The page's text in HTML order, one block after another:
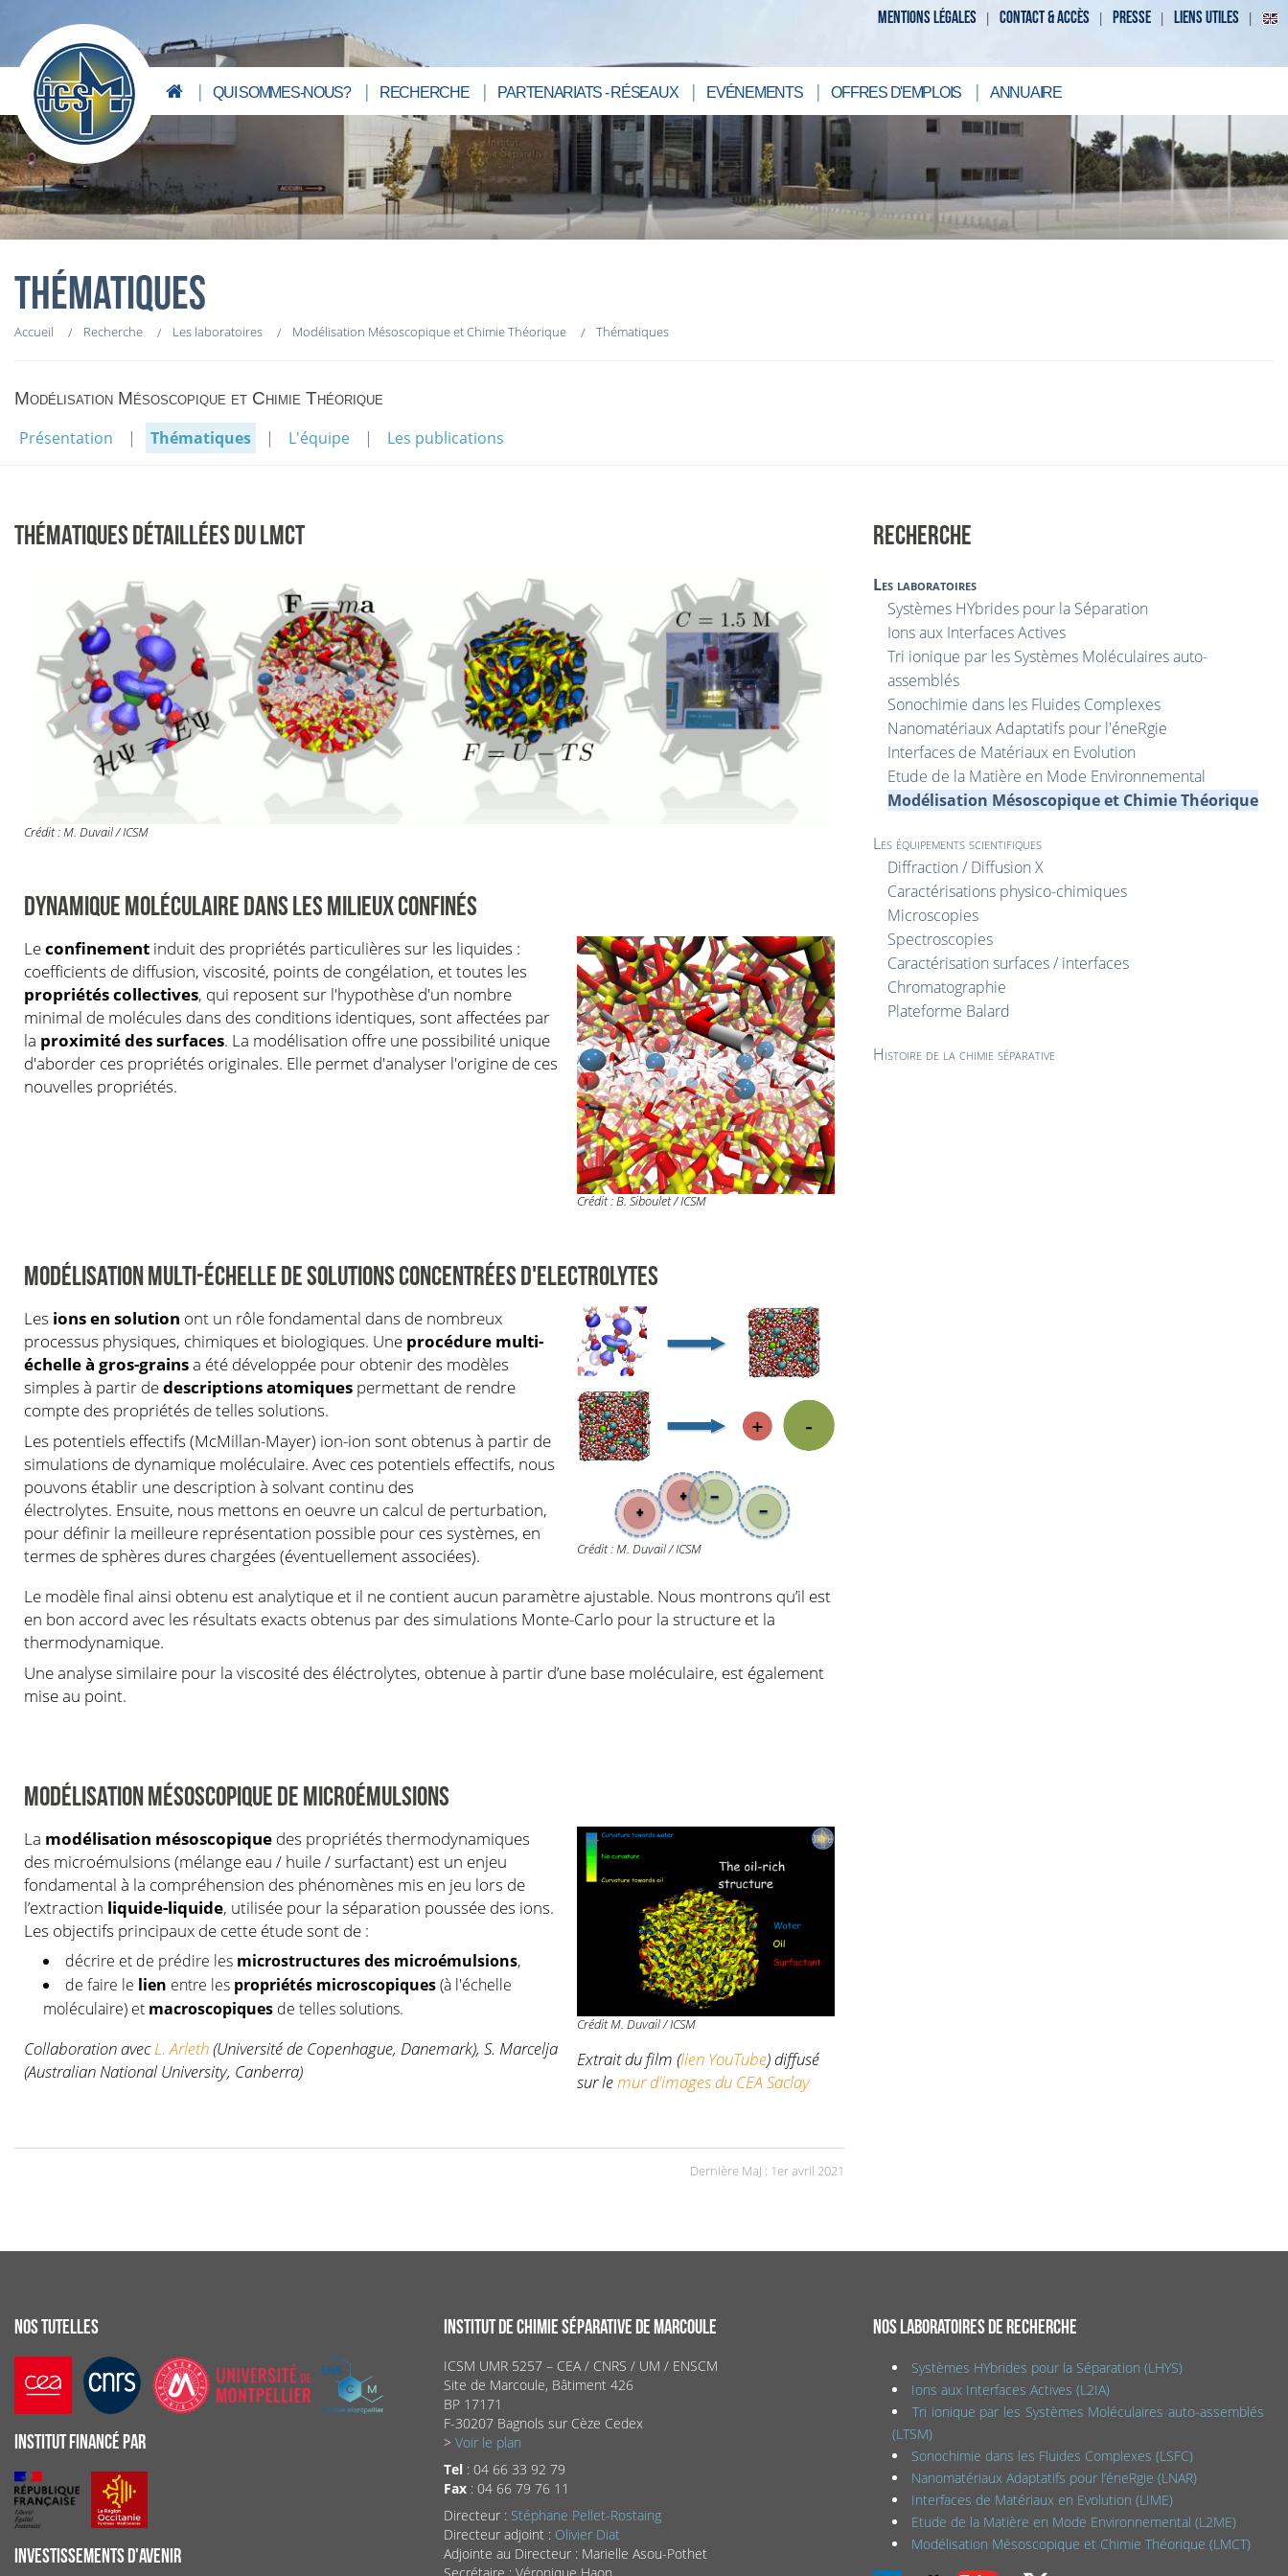
MENTIONS LÉGALES CONTACT & ACCÈS PRESSE LIENS UTILES
QUI SOMMES-NOUS? RECHERCHE PARTENARIATS - RÉSEAUX EVÉNEMENTS OFFRES D'EMPLOIS ANNUAIRE
THÉMATIQUES
Accueil Recherche Les laboratoires Modélisation Mésoscopique et Chimie Théorique Thématiques
Modélisation Mésoscopique et Chimie Théorique
Présentation Thématiques L'équipe Les publications
THÉMATIQUES DÉTAILLÉES DU LMCT
Crédit : M. Duvail / ICSM
DYNAMIQUE MOLÉCULAIRE DANS LES MILIEUX CONFINÉS
Leconfinement induit des propriétés particulières sur les liquides :
coefficients de diffusion, viscosité, points de congélation, et toutes les
propriétés collectives, qui reposent sur l'hypothèse d'un nombre
minimal de molécules dans des conditions identiques, sont affectées par
la proximité des surfaces. La modélisation offre une possibilité unique
d'aborder ces propriétés originales. Elle permet d'analyser l'origine de ces
nouvelles propriétés.
Crédit : B. Siboulet / ICSM
MODÉLISATION MULTI-ÉCHELLE DE SOLUTIONS CONCENTRÉES D'ELECTROLYTES
Les ions en solution ont un rôle fondamental dans de nombreux
processus physiques, chimiques et biologiques. Une procédure multi-
échelle à gros-grainsa été développée pour obtenir des modèles
simples à partir dedescriptions atomiques permettant de rendre
compte des propriétés de telles solutions.
Les potentiels effectifs (McMillan-Mayer) ion-ion sont obtenus à partir de
simulations de dynamique moléculaire. Avec ces potentiels effectifs, nous
pouvons établir une description à solvant continu des
électrolytes. Ensuite, nous mettons en oeuvre un calcul de perturbation,
pour définir la meilleure représentation possible pour ces systèmes, en
termes de sphères dures chargées (éventuellement associées).
Crédit : M. Duvail / ICSM
Le modèle final ainsi obtenu est analytique et il ne contient aucun paramètre ajustable. Nous montrons qu’il est
en bon accord avec les résultats exacts obtenus par des simulations Monte-Carlo pour la structure et la
thermodynamique.
Une analyse similaire pour la viscosité des éléctrolytes, obtenue à partir d’une base moléculaire, est également
mise au point.
MODÉLISATION MÉSOSCOPIQUE DE MICROÉMULSIONS
La modélisation mésoscopique des propriétés thermodynamiques
des microémulsions (mélange eau / huile / surfactant) est un enjeu
fondamental à la compréhension des phénomènes mis en jeu lors de
l’extraction liquide-liquide, utilisée pour la séparation poussée des ions.
Les objectifs principaux de cette étude sont de :
décrire et de prédire les microstructures des microémulsions,
de faire le lien entre les propriétés microscopiques(à l'échelle
moléculaire) et macroscopiques de telles solutions.
Collaboration avecL. Arleth(Université de Copenhague, Danemark), S. Marcelja
(Australian National University, Canberra)
Crédit M. Duvail / ICSM
Extrait du film (lien YouTube) diffusé
sur lemur d'images du CEA Saclay
Dernière MaJ : 1er avril 2021
RECHERCHE
Les laboratoires
Systèmes HYbrides pour la Séparation
Ions aux Interfaces Actives
Tri ionique par les Systèmes Moléculaires auto-
assemblés
Sonochimie dans les Fluides Complexes
Nanomatériaux Adaptatifs pour l'éneRgie
Interfaces de Matériaux en Evolution
Etude de la Matière en Mode Environnemental
Modélisation Mésoscopique et Chimie Théorique
Les équipements scientifiques
Diffraction / Diffusion X
Caractérisations physico-chimiques
Microscopies
Spectroscopies
Caractérisation surfaces / interfaces
Chromatographie
Plateforme Balard
Histoire de la chimie séparative
NOS TUTELLES
INSTITUT FINANCÉ PAR
INVESTISSEMENTS D'AVENIR
INSTITUT DE CHIMIE SÉPARATIVE DE MARCOULE
ICSM UMR 5257 – CEA / CNRS / UM / ENSCM
Site de Marcoule, Bâtiment 426
BP 17171
F-30207 Bagnols sur Cèze Cedex
> Voir le plan
Tel: 04 66 33 92 79
Fax: 04 66 79 76 11
Directeur : Stéphane Pellet-Rostaing
Directeur adjoint : Olivier Diat
Adjointe au Directeur : Marielle Asou-Pothet
NOS LABORATOIRES DE RECHERCHE
Systèmes HYbrides pour la Séparation (LHYS)
Ions aux Interfaces Actives (L2IA)
Tri ionique par les Systèmes Moléculaires auto-assemblés
(LTSM)
Sonochimie dans les Fluides Complexes (LSFC)
Nanomatériaux Adaptatifs pour l’éneRgie (LNAR)
Interfaces de Matériaux en Evolution (LIME)
Etude de la Matière en Mode Environnemental (L2ME)
Modélisation Mésoscopique et Chimie Théorique (LMCT)